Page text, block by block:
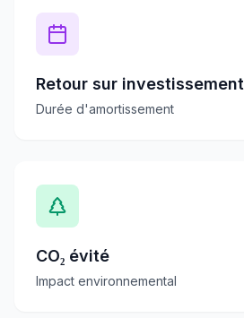
Retour sur investissement
Durée d'amortissement
CO₂ évité
Impact environnemental